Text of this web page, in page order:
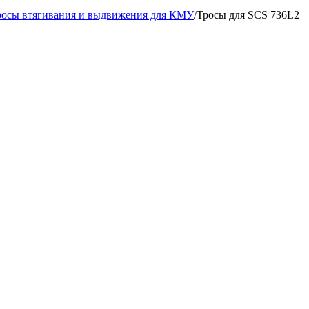
втягивания и выдвижения для КМУ/Тросы для SCS 736L2